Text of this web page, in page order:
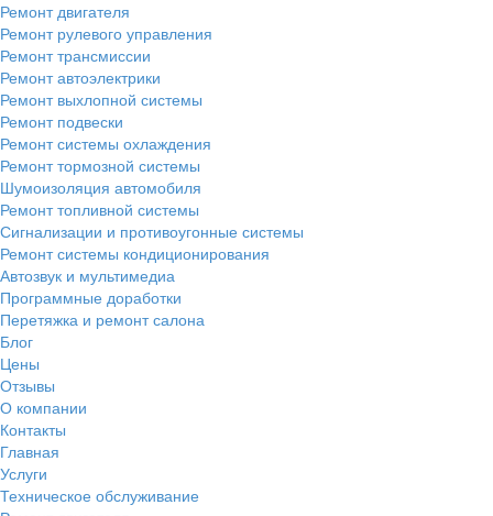
Ремонт двигателя
Ремонт рулевого управления
Ремонт трансмиссии
Ремонт автоэлектрики
Ремонт выхлопной системы
Ремонт подвески
Ремонт системы охлаждения
Ремонт тормозной системы
Шумоизоляция автомобиля
Ремонт топливной системы
Сигнализации и противоугонные системы
Ремонт системы кондиционирования
Автозвук и мультимедиа
Программные доработки
Перетяжка и ремонт салона
Блог
Цены
Отзывы
О компании
Контакты
Главная
Услуги
Техническое обслуживание